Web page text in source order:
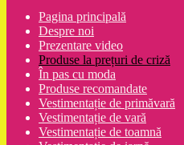
Pagina principală
Despre noi
Prezentare video
Produse la prețuri de criză
În pas cu moda
Produse recomandate
Vestimentație de primăvară
Vestimentație de vară
Vestimentație de toamnă